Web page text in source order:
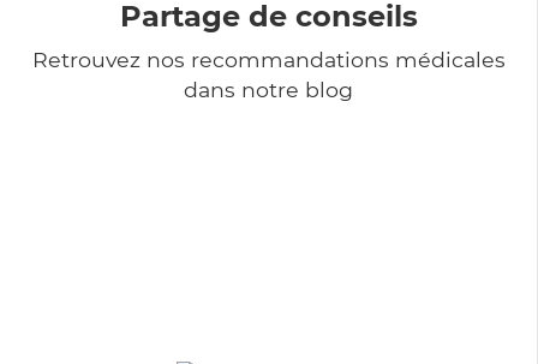
Partage de conseils
Retrouvez nos recommandations médicales
dans notre blog